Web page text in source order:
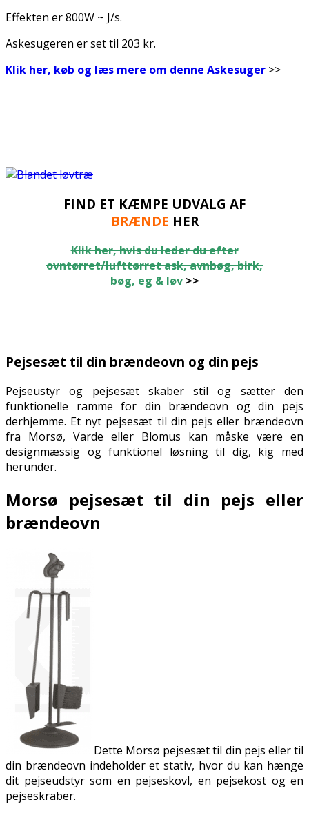
Effekten er 800W ~ J/s.
Askesugeren er set til 203 kr.
Klik her, køb og læs mere om denne Askesuger >>
FIND ET KÆMPE UDVALG AF
BRÆNDE HER
Klik her, hvis du leder du efter
ovntørret/lufttørret ask, avnbøg, birk,
bøg, eg & løv>>
Pejsesæt til din brændeovn og din pejs
Pejseustyr og pejsesæt skaber stil og sætter den
funktionelle ramme for din brændeovn og din pejs
derhjemme. Et nyt pejsesæt til din pejs eller brændeovn
fra Morsø, Varde eller Blomus kan måske være en
designmæssig og funktionel løsning til dig, kig med
herunder.
Morsø pejsesæt til din pejs eller
brændeovn
Dette Morsø pejsesæt til din pejs eller til
din brændeovn indeholder et stativ, hvor du kan hænge
dit pejseudstyr som en pejseskovl, en pejsekost og en
pejseskraber.